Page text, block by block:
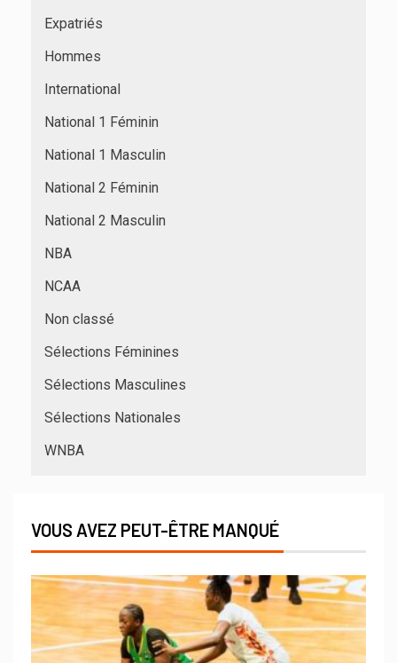
Expatriés
Hommes
International
National 1 Féminin
National 1 Masculin
National 2 Féminin
National 2 Masculin
NBA
NCAA
Non classé
Sélections Féminines
Sélections Masculines
Sélections Nationales
WNBA
VOUS AVEZ PEUT-ÊTRE MANQUÉ